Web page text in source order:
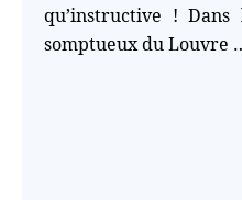
qu’instructive !
somptueux du Louvre